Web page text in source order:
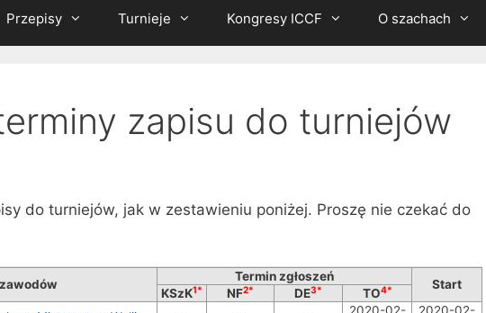
Przepisy Turnieje Kongresy ICCF O szachach
zapisu do turniejów
do turniejów, jak w zestawieniu poniżej. Proszę nie czekać do
Termin zgłoszeń
Start
KSzK1* NF2* DE3* TO4*